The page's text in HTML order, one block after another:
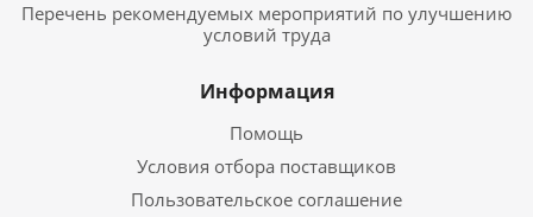
Перечень рекомендуемых мероприятий по улучшению
условий труда
Информация
Помощь
Условия отбора поставщиков
Пользовательское соглашение